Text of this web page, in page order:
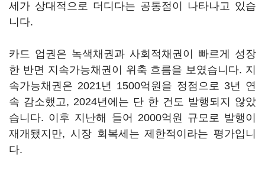
세가 상대적으로 더디다는 공통점이 나타나고 있습
니다.
카드 업권은 녹색채권과 사회적채권이 빠르게 성장
한 반면 지속가능채권이 위축 흐름을 보였습니다. 지
속가능채권은 2021년 1500억원을 정점으로 3년 연
속 감소했고, 2024년에는 단 한 건도 발행되지 않았
습니다. 이후 지난해 들어 2000억원 규모로 발행이
재개됐지만, 시장 회복세는 제한적이라는 평가입니
다.